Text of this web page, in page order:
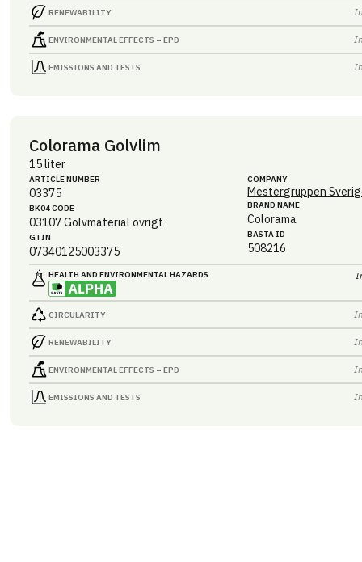
RENEWABILITY
ENVIRONMENTAL EFFECTS – EPD
EMISSIONS AND TESTS
Colorama Golvlim
15 liter
ARTICLE NUMBER
03375
BK04 CODE
03107Golvmaterial övrigt
GTIN
07340125003375
COMPANY
Mestergruppen
BRAND NAME
Colorama
BASTA ID
508216
HEALTH AND ENVIRONMENTAL HAZARDS
CIRCULARITY
RENEWABILITY
ENVIRONMENTAL EFFECTS – EPD
EMISSIONS AND TESTS